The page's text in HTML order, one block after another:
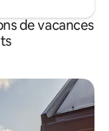
de vacances
aimés